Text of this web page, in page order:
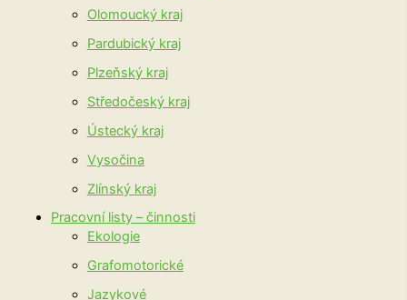
Olomoucký kraj
Pardubický kraj
Plzeňský kraj
Středočeský kraj
Ústecký kraj
Vysočina
Zlínský kraj
Pracovní listy – činnosti
Ekologie
Grafomotorické
Jazykové